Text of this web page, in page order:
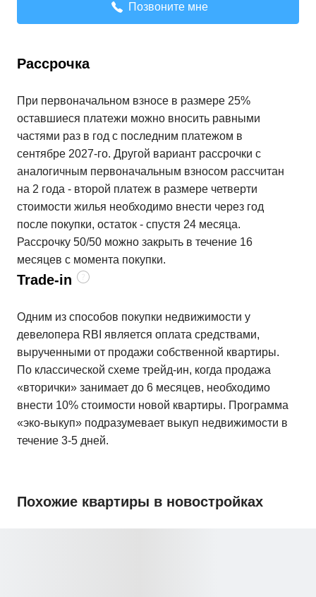
Позвоните мне
Рассрочка
При первоначальном взносе в размере 25%
оставшиеся платежи можно вносить равными
частями раз в год с последним платежом в
сентябре 2027-го. Другой вариант рассрочки с
аналогичным первоначальным взносом рассчитан
на 2 года - второй платеж в размере четверти
стоимости жилья необходимо внести через год
после покупки, остаток - спустя 24 месяца.
Рассрочку 50/50 можно закрыть в течение 16
месяцев с момента покупки.
Trade-in
Одним из способов покупки недвижимости у
девелопера RBI является оплата средствами,
вырученными от продажи собственной квартиры.
По классической схеме трейд-ин, когда продажа
«вторички» занимает до 6 месяцев, необходимо
внести 10% стоимости новой квартиры. Программа
«эко-выкуп» подразумевает выкуп недвижимости в
течение 3-5 дней.
Похожие квартиры в новостройках